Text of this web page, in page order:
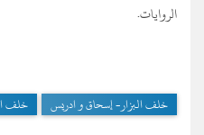
الروايات.
خلف البزار- إسحاق و ادريس خلف